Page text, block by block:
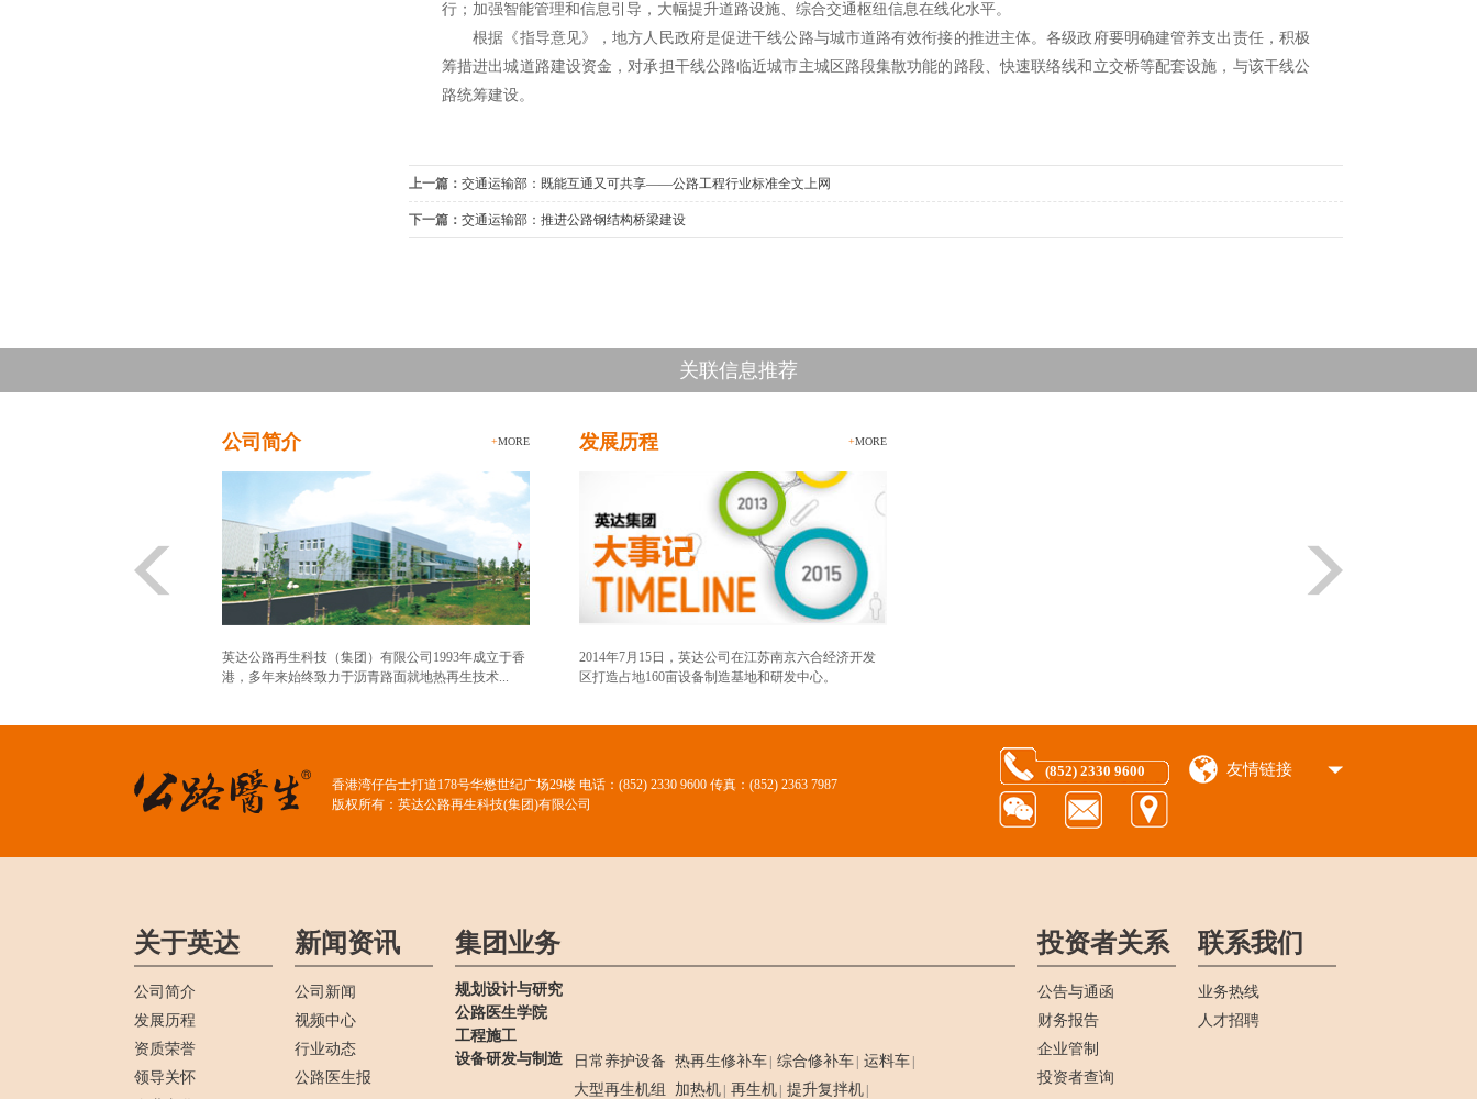
行；加强智能管理和信息引导，大幅提升道路设施、综合交通枢纽信息在线化水平。
根据《指导意见》，地方人民政府是促进干线公路与城市道路有效衔接的推进主体。各级政府要明确建管养支出责任，积极
筹措进出城道路建设资金，对承担干线公路临近城市主城区路段集散功能的路段、快速联络线和立交桥等配套设施，与该干线公
路统筹建设。
上一篇： 交通运输部：既能互通又可共享——公路工程行业标准全文上网
下一篇： 交通运输部：推进公路钢结构桥梁建设
关联信息推荐
+MORE
公司简介
英达公路再生科技（集团）有限公司1993年成立于香
港，多年来始终致力于沥青路面就地热再生技术...
+MORE
发展历程
2014年7月15日，英达公司在江苏南京六合经济开发
区打造占地160亩设备制造基地和研发中心。
香港湾仔告士打道178号华懋世纪广场29楼 电话：(852) 2330 9600 传真：(852) 2363 7987
版权所有：英达公路再生科技(集团)有限公司
友情链接
(852) 2330 9600
关于英达
公司简介
发展历程
资质荣誉
领导关怀
新闻资讯
公司新闻
视频中心
行业动态
公路医生报
集团业务
规划设计与研究
公路医生学院
工程施工
设备研发与制造
日常养护设备 热再生修补车 综合修补车 运料车
大型再生机组 加热机 再生机 提升复拌机
投资者关系
公告与通函
财务报告
企业管制
投资者查询
联系我们
业务热线
人才招聘